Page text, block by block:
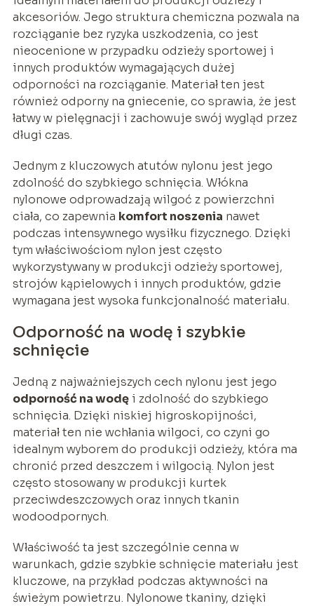
akcesoriów. Jego struktura chemiczna pozwala na
rozciąganie bez ryzyka uszkodzenia, co jest
nieocenione w przypadku odzieży sportowej i
innych produktów wymagających dużej
odporności na rozciąganie. Materiał ten jest
również odporny na gniecenie, co sprawia, że jest
łatwy w pielęgnacji i zachowuje swój wygląd przez
długi czas.
Jednym z kluczowych atutów nylonu jest jego
zdolność do szybkiego schnięcia. Włókna
nylonowe odprowadzają wilgoć z powierzchni
ciała, co zapewnia komfort noszenia nawet
podczas intensywnego wysiłku fizycznego. Dzięki
tym właściwościom nylon jest często
wykorzystywany w produkcji odzieży sportowej,
strojów kąpielowych i innych produktów, gdzie
wymagana jest wysoka funkcjonalność materiału.
Odporność na wodę i szybkie
schnięcie
Jedną z najważniejszych cech nylonu jest jego
odporność na wodęi zdolność do szybkiego
schnięcia. Dzięki niskiej higroskopijności,
materiał ten nie wchłania wilgoci, co czyni go
idealnym wyborem do produkcji odzieży, która ma
chronić przed deszczem i wilgocią. Nylon jest
często stosowany w produkcji kurtek
przeciwdeszczowych oraz innych tkanin
wodoodpornych.
Właściwość ta jest szczególnie cenna w
warunkach, gdzie szybkie schnięcie materiału jest
kluczowe, na przykład podczas aktywności na
świeżym powietrzu. Nylonowe tkaniny, dzięki